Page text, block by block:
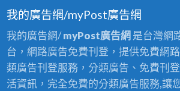
我的廣告網/myPost廣告網
我的廣告網/myPost廣告網 是台灣網
台，網路廣告免費刊登，提供免費網
類廣告刊登服務，分類廣告、免費刊
活資訊，完全免費的分類廣告服務,讓